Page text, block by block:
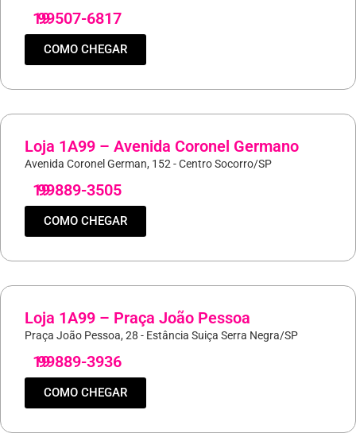
19
99507-6817
COMO CHEGAR
Loja 1A99 – Avenida Coronel Germano
Avenida Coronel German, 152 - Centro Socorro/SP
19
99889-3505
COMO CHEGAR
Loja 1A99 – Praça João Pessoa
Praça João Pessoa, 28 - Estância Suiça Serra Negra/SP
19
99889-3936
COMO CHEGAR